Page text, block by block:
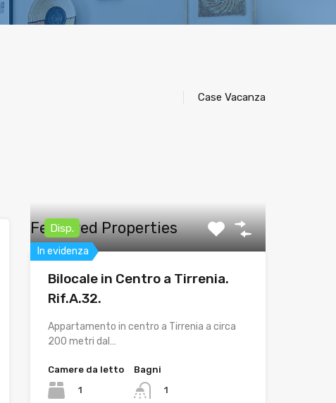
Case Vacanza
Featured Properties
In evidenza
Disp.
Bilocale in Centro a Tirrenia.
Rif.A.32.
Appartamento in centro a Tirrenia a circa
200 metri dal…
Camere da letto
1
Bagni
1